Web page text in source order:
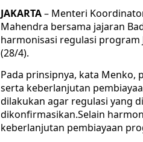
JAKARTA– Menteri
Mahendra bersama jajaran
harmonisasi regulasi program
(28/4).
Pada prinsipnya, kata Menko,
serta keberlanjutan
dilakukan agar regulasi yang
dikonfirmasikan.Selain
keberlanjutan pembiayaan